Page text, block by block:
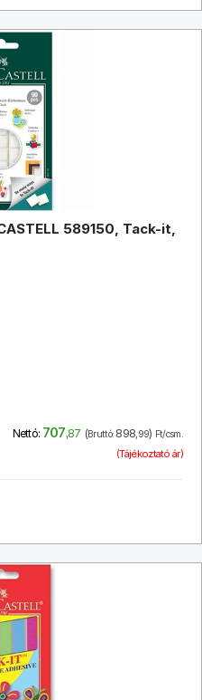
589150, Tack-it,
Nettó: 707,87 (Bruttó:898,99) Ft/csm.
(Tájékoztató ár)